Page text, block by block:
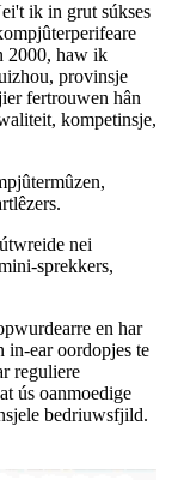
ik in grut súkses
2000, haw ik
provinsje
fertrouwen hân
kompetinsje,
nei
sprekkers,
en har
in-ear oordopjes te
reguliere
ús oanmoedige
bedriuwsfjild.